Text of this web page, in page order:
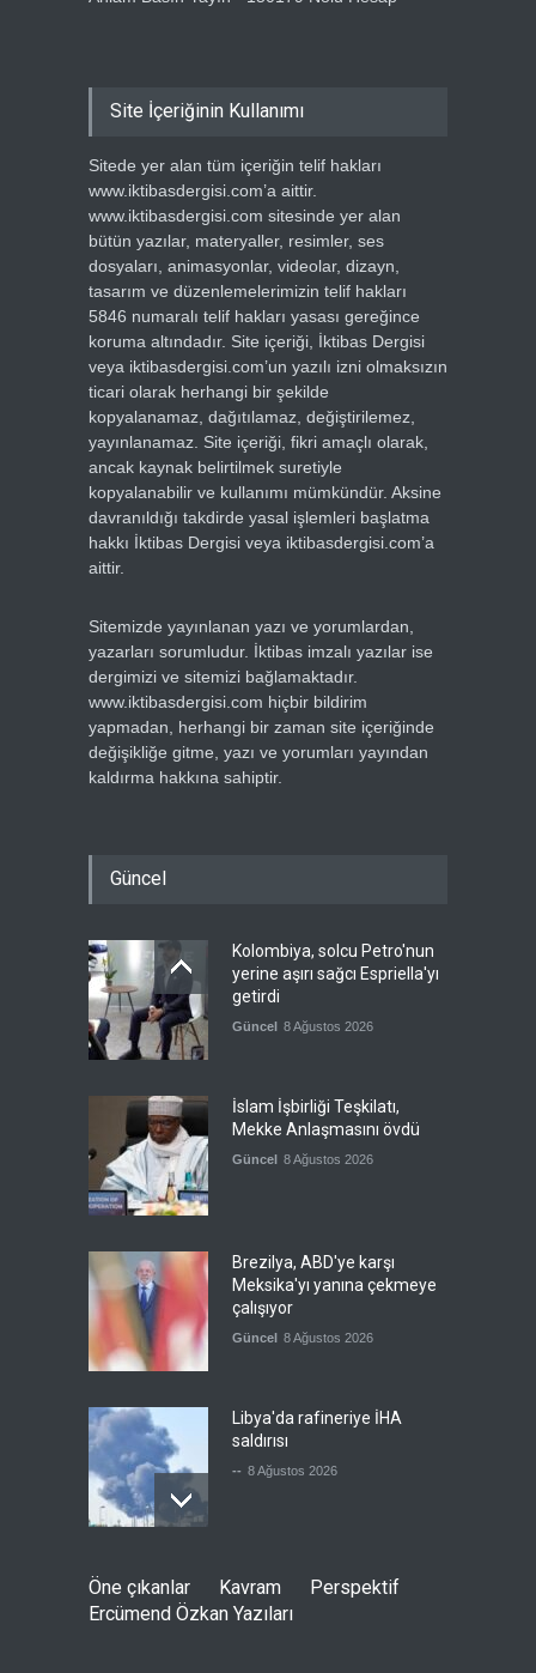
Site İçeriğinin Kullanımı
Sitede yer alan tüm içeriğin telif hakları
www.iktibasdergisi.com’a aittir.
www.iktibasdergisi.com sitesinde yer alan
bütün yazılar, materyaller, resimler, ses
dosyaları, animasyonlar, videolar, dizayn,
tasarım ve düzenlemelerimizin telif hakları
5846 numaralı telif hakları yasası gereğince
koruma altındadır. Site içeriği, İktibas Dergisi
veya iktibasdergisi.com’un yazılı izni olmaksızın
ticari olarak herhangi bir şekilde
kopyalanamaz, dağıtılamaz, değiştirilemez,
yayınlanamaz. Site içeriği, fikri amaçlı olarak,
ancak kaynak belirtilmek suretiyle
kopyalanabilir ve kullanımı mümkündür. Aksine
davranıldığı takdirde yasal işlemleri başlatma
hakkı İktibas Dergisi veya iktibasdergisi.com’a
aittir.
Sitemizde yayınlanan yazı ve yorumlardan,
yazarları sorumludur. İktibas imzalı yazılar ise
dergimizi ve sitemizi bağlamaktadır.
www.iktibasdergisi.com hiçbir bildirim
yapmadan, herhangi bir zaman site içeriğinde
değişikliğe gitme, yazı ve yorumları yayından
kaldırma hakkına sahiptir.
Güncel
Kolombiya, solcu Petro'nun
yerine aşırı sağcı Espriella'yı
getirdi
Güncel 8 Ağustos 2026
İslam İşbirliği Teşkilatı,
Mekke Anlaşmasını övdü
Güncel 8 Ağustos 2026
Brezilya, ABD'ye karşı
Meksika'yı yanına çekmeye
çalışıyor
Güncel 8 Ağustos 2026
Libya'da rafineriye İHA
saldırısı
-- 8 Ağustos 2026
Bölge İnsanını "Namaz Kılan
ABD Askeri" Yapma Paktı
Öne çıkanlar Kavram
Perspektif
Ercümend Özkan Yazıları